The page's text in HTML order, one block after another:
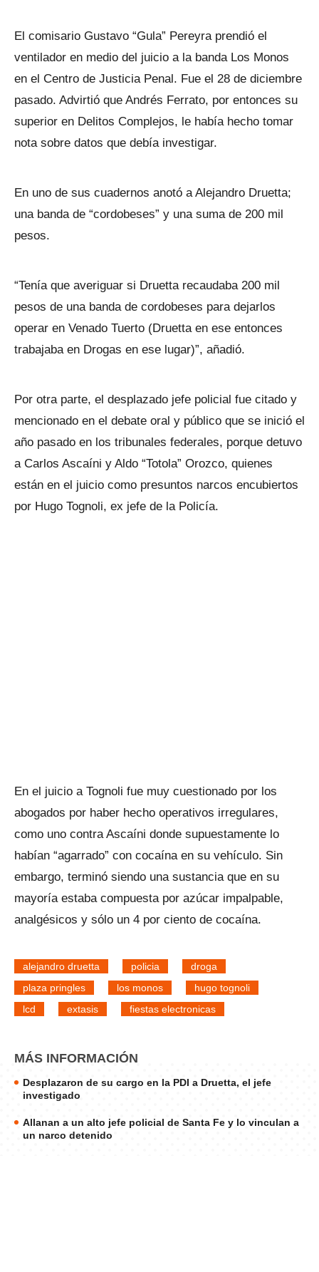
El comisario Gustavo “Gula” Pereyra prendió el
ventilador en medio del juicio a la banda Los Monos
en el Centro de Justicia Penal. Fue el 28 de diciembre
pasado. Advirtió que Andrés Ferrato, por entonces su
superior en Delitos Complejos, le había hecho tomar
nota sobre datos que debía investigar.
En uno de sus cuadernos anotó a Alejandro Druetta;
una banda de “cordobeses” y una suma de 200 mil
pesos.
“Tenía que averiguar si Druetta recaudaba 200 mil
pesos de una banda de cordobeses para dejarlos
operar en Venado Tuerto (Druetta en ese entonces
trabajaba en Drogas en ese lugar)”, añadió.
Por otra parte, el desplazado jefe policial fue citado y
mencionado en el debate oral y público que se inició el
año pasado en los tribunales federales, porque detuvo
a Carlos Ascaíni y Aldo “Totola” Orozco, quienes
están en el juicio como presuntos narcos encubiertos
por Hugo Tognoli, ex jefe de la Policía.
En el juicio a Tognoli fue muy cuestionado por los
abogados por haber hecho operativos irregulares,
como uno contra Ascaíni donde supuestamente lo
habían “agarrado” con cocaína en su vehículo. Sin
embargo, terminó siendo una sustancia que en su
mayoría estaba compuesta por azúcar impalpable,
analgésicos y sólo un 4 por ciento de cocaína.
alejandro druetta policia
droga
plaza pringles
los monos
hugo tognoli
lcd
extasis fiestas electronicas
MÁS INFORMACIÓN
Desplazaron de su cargo en la PDI a Druetta, el jefe
investigado
Allanan a un alto jefe policial de Santa Fe y lo vinculan a
un narco detenido